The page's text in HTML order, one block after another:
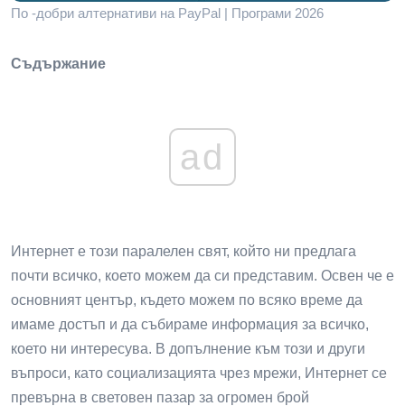
По -добри алтернативи на PayPal | Програми 2026
Съдържание
ad
Интернет е този паралелен свят, който ни предлага
почти всичко, което можем да си представим. Освен че е
основният център, където можем по всяко време да
имаме достъп и да събираме информация за всичко,
което ни интересува. В допълнение към този и други
въпроси, като социализацията чрез мрежи, Интернет се
превърна в световен пазар за огромен брой